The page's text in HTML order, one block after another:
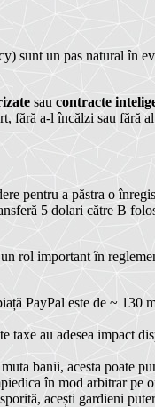
sunt un pas natural în
sau contracte
fără a-l încălzi sau fără
pentru a păstra o
5 dolari către B
rol important în
PayPal este de ~
au adesea impact
banii, acesta poate
în mod arbitrar pe
acești gardieni